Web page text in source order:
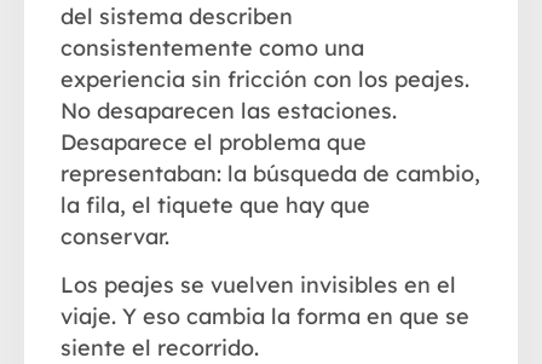
del sistema describen
consistentemente como una
experiencia sin fricción con los peajes.
No desaparecen las estaciones.
Desaparece el problema que
representaban: la búsqueda de cambio,
la fila, el tiquete que hay que
conservar.
Los peajes se vuelven invisibles en el
viaje. Y eso cambia la forma en que se
siente el recorrido.